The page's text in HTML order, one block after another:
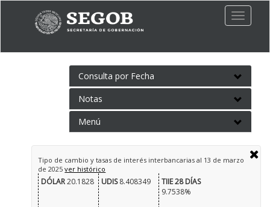
Toggle
Consulta por Fecha
Notas
Menú
Tipo de cambio y tasas de interés interbancarias al 13 de marzo
de 2025ver histórico
DÓLAR20.1828 UDIS8.408349
TIIE 28 DÍAS
9.7538%